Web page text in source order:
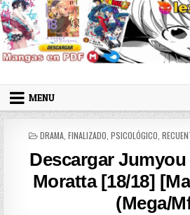
Skip to content
LexMangas
MENU
POSTED IN
DRAMA FINALIZADO PSICOLÓGICO
Descargar
Moratta [18/18]
(Mega/